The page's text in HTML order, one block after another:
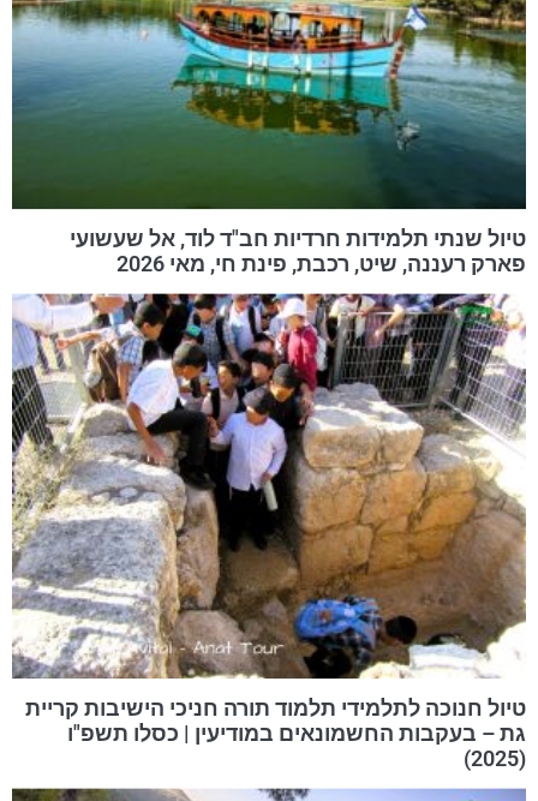
טיול שנתי תלמידות חרדיות חב"ד לוד, אל שעשועי
פארק רעננה, שיט, רכבת, פינת חי, מאי 2026
טיול חנוכה לתלמידי תלמוד תורה חניכי הישיבות קריית
גת – בעקבות החשמונאים במודיעין | כסלו תשפ"ו
(2025)